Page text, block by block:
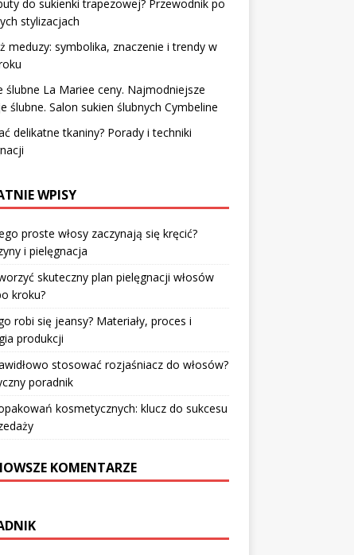
do sukienki trapezowej? Przewodnik po
stylizacjach
meduzy: symbolika, znaczenie i trendy w
ślubne La Mariee ceny. Najmodniejsze
ślubne. Salon sukien ślubnych Cymbeline
delikatne tkaniny? Porady i techniki
WPISY
proste włosy zaczynają się kręcić?
i pielęgnacja
skuteczny plan pielęgnacji włosów
kroku?
robi się jeansy? Materiały, proces i
produkcji
stosować rozjaśniacz do włosów?
poradnik
kosmetycznych: klucz do sukcesu
KOMENTARZE